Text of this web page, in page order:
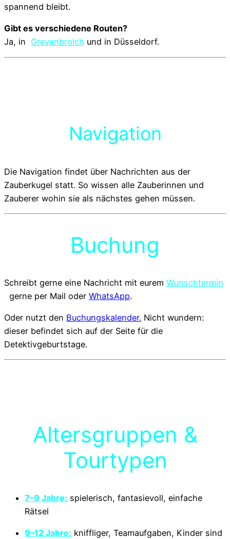
spannend bleibt.
Gibt es verschiedene Routen?
Ja, in Grevenbroich und in Düsseldorf.
Navigation
Die Navigation findet über Nachrichten aus der
Zauberkugel statt. So wissen alle Zauberinnen und
Zauberer wohin sie als nächstes gehen müssen.
Buchung
Schreibt gerne eine Nachricht mit eurem Wunschtermin
gerne per Mail oder WhatsApp.
Oder nutzt den Buchungskalender. Nicht wundern:
dieser befindet sich auf der Seite für die
Detektivgeburtstage.
Altersgruppen &
Tourtypen
7–9 Jahre: spielerisch, fantasievoll, einfache
Rätsel
9–12 Jahre: kniffliger, Teamaufgaben, Kinder sind